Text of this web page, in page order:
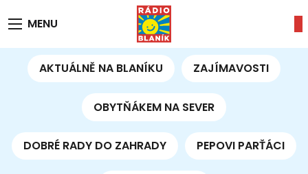
MENU
AKTUÁLNĚ NA BLANÍKU ZAJÍMAVOSTI
OBYTŇÁKEM NA SEVER
DOBRÉ RADY DO ZAHRADY PEPOVI PARŤÁCI